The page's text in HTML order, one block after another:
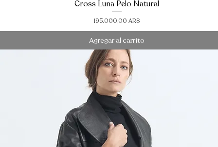
Vista rápida
Cross Luna Pelo Natural
Precio
195.000,00 ARS
Agregar al carrito